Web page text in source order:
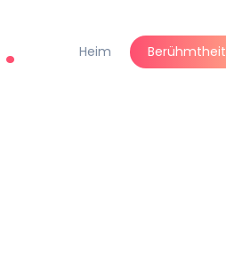
. Heim Berühmtheit